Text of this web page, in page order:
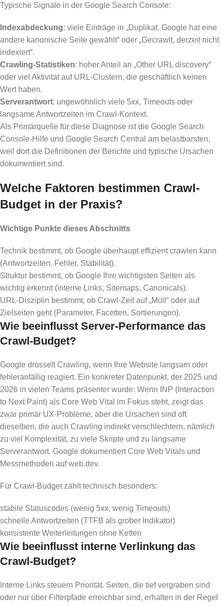
Typische Signale in der Google Search Console:
Indexabdeckung: viele Einträge in „Duplikat, Google hat eine
andere kanonische Seite gewählt“ oder „Gecrawlt, derzeit nicht
indexiert“.
Crawling-Statistiken: hoher Anteil an „Other URL discovery“
oder viel Aktivität auf URL-Clustern, die geschäftlich keinen
Wert haben.
Serverantwort: ungewöhnlich viele 5xx, Timeouts oder
langsame Antwortzeiten im Crawl-Kontext.
Als Primärquelle für diese Diagnose ist die Google Search
Console-Hilfe und Google Search Central am belastbarsten,
weil dort die Definitionen der Berichte und typische Ursachen
dokumentiert sind.
Welche Faktoren bestimmen Crawl-
Budget in der Praxis?
Wichtige Punkte dieses Abschnitts
Technik bestimmt, ob Google überhaupt effizient crawlen kann
(Antwortzeiten, Fehler, Stabilität).
Struktur bestimmt, ob Google Ihre wichtigsten Seiten als
wichtig erkennt (interne Links, Sitemaps, Canonicals).
URL-Disziplin bestimmt, ob Crawl-Zeit auf „Müll“ oder auf
Zielseiten geht (Parameter, Facetten, Sortierungen).
Wie beeinflusst Server-Performance das
Crawl-Budget?
Google drosselt Crawling, wenn Ihre Website langsam oder
fehleranfällig reagiert. Ein konkreter Datenpunkt, der 2025 und
2026 in vielen Teams präsenter wurde: Wenn INP (Interaction
to Next Paint) als Core Web Vital im Fokus steht, zeigt das
zwar primär UX-Probleme, aber die Ursachen sind oft
dieselben, die auch Crawling indirekt verschlechtern, nämlich
zu viel Komplexität, zu viele Skripte und zu langsame
Serverantwort. Google dokumentiert Core Web Vitals und
Messmethoden auf web.dev.
Für Crawl-Budget zählt technisch besonders:
stabile Statuscodes (wenig 5xx, wenig Timeouts)
schnelle Antwortzeiten (TTFB als grober Indikator)
konsistente Weiterleitungen ohne Ketten
Wie beeinflusst interne Verlinkung das
Crawl-Budget?
Interne Links steuern Priorität. Seiten, die tief vergraben sind
oder nur über Filterpfade erreichbar sind, erhalten in der Regel